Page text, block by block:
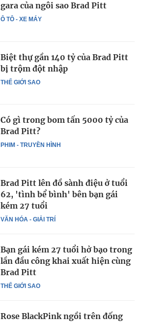
Ô TÔ - XE MÁY
gara của ngôi sao Brad Pitt
THẾ GIỚI SAO
Biệt thự gần 140 tỷ của Brad Pitt
bị trộm đột nhập
PHIM - TRUYỀN HÌNH
Có gì trong bom tấn 5000 tỷ của
Brad Pitt?
VĂN HÓA - GIẢI TRÍ
Brad Pitt lên đồ sành điệu ở tuổi
62, 'tình bể bình' bên bạn gái
kém 27 tuổi
THẾ GIỚI SAO
Bạn gái kém 27 tuổi hở bạo trong
lần đầu công khai xuất hiện cùng
Brad Pitt
Rose BlackPink ngồi trên đống